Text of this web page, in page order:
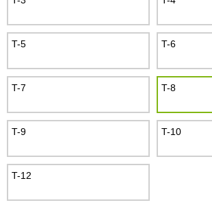
T-5 T-6
T-7 T-8
T-9 T-10
T-12